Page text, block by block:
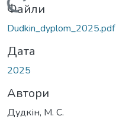
Файли
Dudkin_dyplom_2025.pdf
Дата
2025
Автори
Дудкін, М. С.